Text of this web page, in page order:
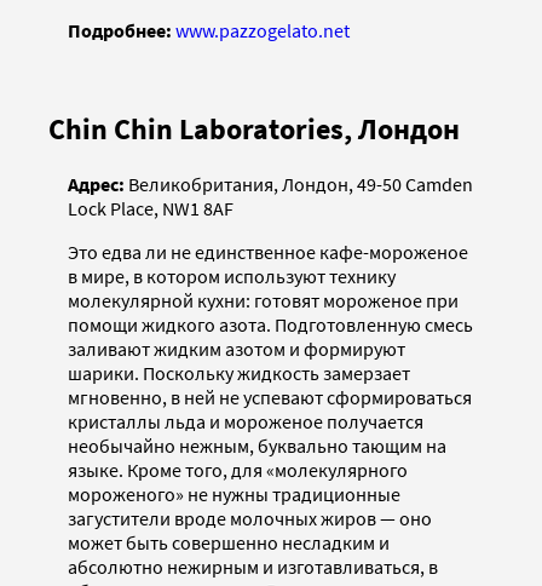
Подробнее: www.pazzogelato.net
Chin Chin Laboratories, Лондон
Адрес: Великобритания, Лондон, 49-50 Camden
Lock Place, NW1 8AF
Это едва ли не единственное кафе-мороженое
в мире, в котором используют технику
молекулярной кухни: готовят мороженое при
помощи жидкого азота. Подготовленную смесь
заливают жидким азотом и формируют
шарики. Поскольку жидкость замерзает
мгновенно, в ней не успевают сформироваться
кристаллы льда и мороженое получается
необычайно нежным, буквально тающим на
языке. Кроме того, для «молекулярного
мороженого» не нужны традиционные
загустители вроде молочных жиров — оно
может быть совершенно несладким и
абсолютно нежирным и изготавливаться, в